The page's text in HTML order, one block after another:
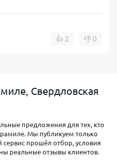
👍 2 👎 0
Свердловская
предложения для тех, кто
Мы публикуем только
прошёл отбор, условия
реальные отзывы клиентов.